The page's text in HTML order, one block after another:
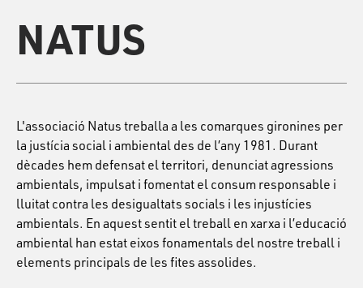
NATUS
L'associació Natus treballa a les comarques gironines per
la justícia social i ambiental des de l’any 1981. Durant
dècades hem defensat el territori, denunciat agressions
ambientals, impulsat i fomentat el consum responsable i
lluitat contra les desigualtats socials i les injustícies
ambientals. En aquest sentit el treball en xarxa i l’educació
ambiental han estat eixos fonamentals del nostre treball i
elements principals de les fites assolides.